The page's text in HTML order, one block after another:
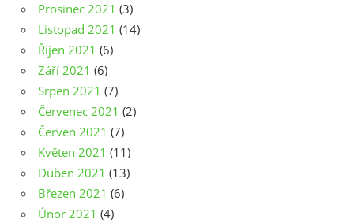
Prosinec 2021 (3)
Listopad 2021 (14)
Říjen 2021 (6)
Září 2021 (6)
Srpen 2021 (7)
Červenec 2021 (2)
Červen 2021 (7)
Květen 2021 (11)
Duben 2021 (13)
Březen 2021 (6)
Únor 2021 (4)